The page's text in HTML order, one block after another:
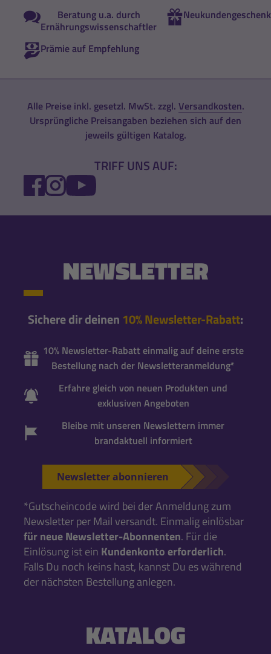
Beratung u.a. durch
Ernährungswissenschaftler
Neukundengeschenk
Prämie auf Empfehlung
Alle Preise inkl. gesetzl. MwSt. zzgl. Versandkosten.
Ursprüngliche Preisangaben beziehen sich auf den
jeweils gültigen Katalog.
TRIFF UNS AUF:
FACEBOOK
INSTAGRAM
YOUTUBE
NEWSLETTER
Sichere dir deinen 10% Newsletter-Rabatt:
10% Newsletter-Rabatt einmalig auf deine erste
Bestellung nach der Newsletteranmeldung*
Erfahre gleich von neuen Produkten und
exklusiven Angeboten
Bleibe mit unseren Newslettern immer
brandaktuell informiert
Newsletter abonnieren
*Gutscheincode wird bei der Anmeldung zum
Newsletter per Mail versandt. Einmalig einlösbar
für neue Newsletter-Abonnenten. Für die
Einlösung ist ein Kundenkonto erforderlich.
Falls Du noch keins hast, kannst Du es während
der nächsten Bestellung anlegen.
KATALOG